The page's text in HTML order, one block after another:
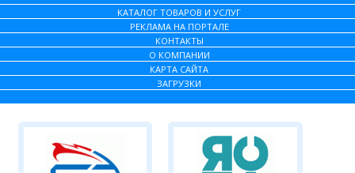
КАТАЛОГ ТОВАРОВ И УСЛУГ
РЕКЛАМА НА ПОРТАЛЕ
КОНТАКТЫ
О КОМПАНИИ
КАРТА САЙТА
ЗАГРУЗКИ